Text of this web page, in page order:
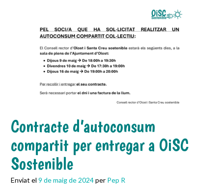
Contracte d’autoconsum
compartit per entregar a OiSC
Sostenible
Enviat el 9 de maig de 2024per Pep R